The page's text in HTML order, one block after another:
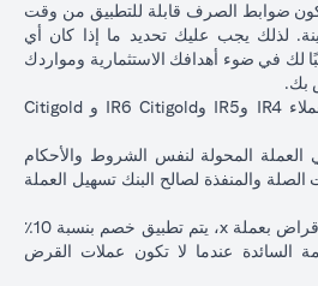
قرض بالدولار الأمريكي، على أساس سعر
فسيكون أصل القرض + الفائدة بعد شهر واحد
بتحويل قرضك بالدولار الأمريكي إلى قرض
الياباني بسعر 105 دولار أمريكي / ين ياباني، بناءً على سعر
تكون ضوابط الصرف قابلة للتطبيق من وقت
لذلك يجب عليك تحديد ما إذا كان أي
لك في ضوء أهدافك الاستثمارية ومواردك
بك.
يتوفر تبديل عملة القرض لعملاء IR4 وIR5 وIR6 Citigold و Citigold
العملة المحولة لنفس الشروط والأحكام
الصلة والمنفذة لصالح البنك تسهيل العملة
يرجى ملاحظة أنه بالنسبة للإقراض بعملة x، يتم تطبيق خصم بنسبة 10٪
السائدة عندما لا تكون عملات القرض